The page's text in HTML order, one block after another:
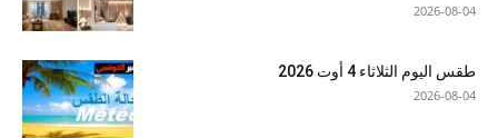
2026-08-04
طقس اليوم الثلاثاء 4 أوت 2026
2026-08-04